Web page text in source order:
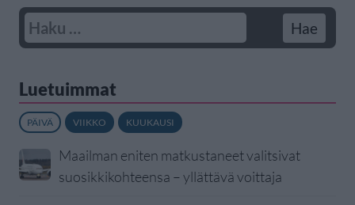
Luetuimmat
PÄIVÄ VIIKKO KUUKAUSI
Maailman eniten matkustaneet valitsivat
suosikkikohteensa – yllättävä voittaja